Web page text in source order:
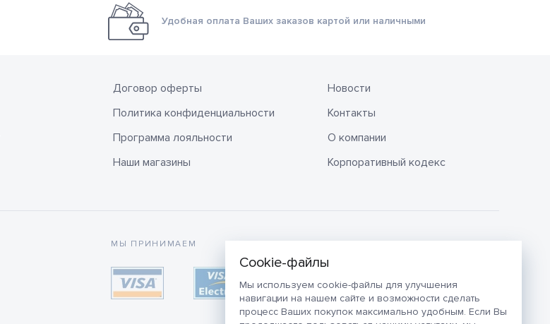
Мы используем cookie-файлы для улучшения
навигации на нашем сайте и возможности сделать
процесс Ваших покупок максимально удобным. Если Вы
Удобная оплата Ваших заказов картой или наличными
Договор оферты
Политика конфиденциальности
Программа лояльности
Наши магазины
Новости
Контакты
О компании
Корпоративный кодекс
МЫ ПРИНИМАЕМ